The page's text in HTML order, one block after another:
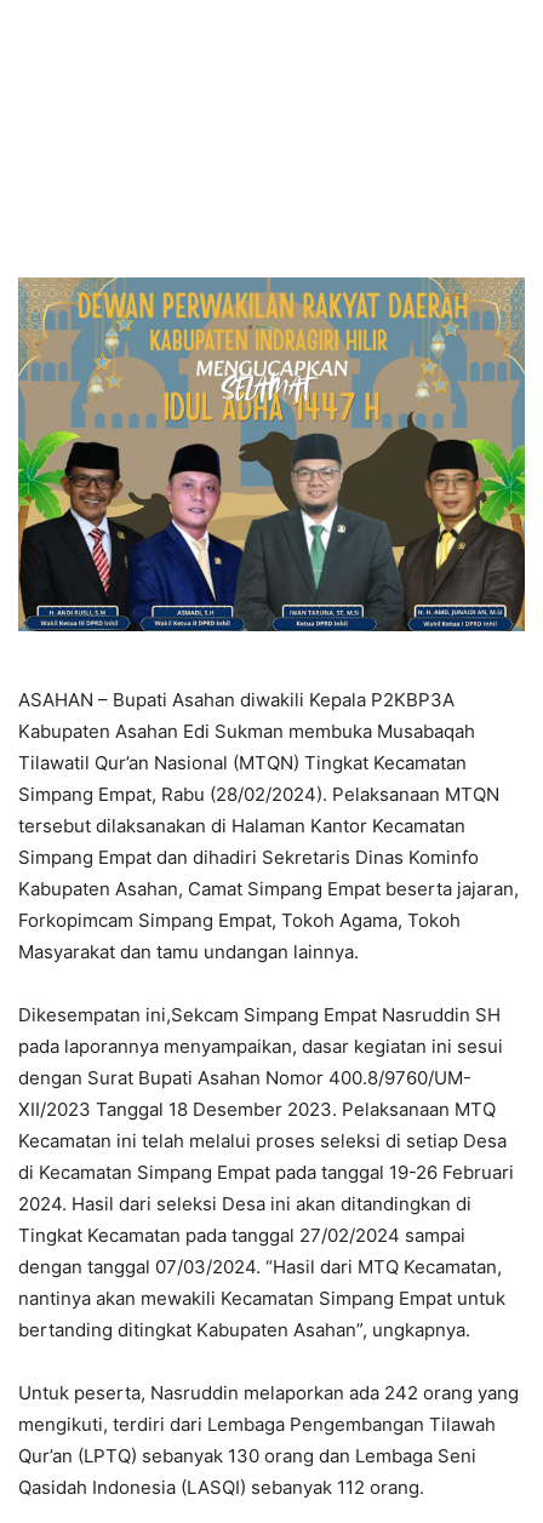
ASAHAN – Bupati Asahan diwakili Kepala P2KBP3A
Kabupaten Asahan Edi Sukman membuka Musabaqah
Tilawatil Qur’an Nasional (MTQN) Tingkat Kecamatan
Simpang Empat, Rabu (28/02/2024). Pelaksanaan MTQN
tersebut dilaksanakan di Halaman Kantor Kecamatan
Simpang Empat dan dihadiri Sekretaris Dinas Kominfo
Kabupaten Asahan, Camat Simpang Empat beserta jajaran,
Forkopimcam Simpang Empat, Tokoh Agama, Tokoh
Masyarakat dan tamu undangan lainnya.
Dikesempatan ini,Sekcam Simpang Empat Nasruddin SH
pada laporannya menyampaikan, dasar kegiatan ini sesui
dengan Surat Bupati Asahan Nomor 400.8/9760/UM-
XII/2023 Tanggal 18 Desember 2023. Pelaksanaan MTQ
Kecamatan ini telah melalui proses seleksi di setiap Desa
di Kecamatan Simpang Empat pada tanggal 19-26 Februari
2024. Hasil dari seleksi Desa ini akan ditandingkan di
Tingkat Kecamatan pada tanggal 27/02/2024 sampai
dengan tanggal 07/03/2024. “Hasil dari MTQ Kecamatan,
nantinya akan mewakili Kecamatan Simpang Empat untuk
bertanding ditingkat Kabupaten Asahan”, ungkapnya.
Untuk peserta, Nasruddin melaporkan ada 242 orang yang
mengikuti, terdiri dari Lembaga Pengembangan Tilawah
Qur’an (LPTQ) sebanyak 130 orang dan Lembaga Seni
Qasidah Indonesia (LASQI) sebanyak 112 orang.